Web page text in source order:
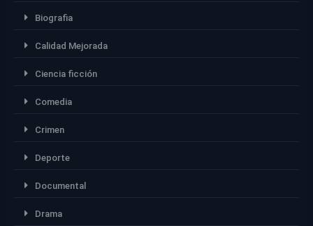
Biografia
Calidad Mejorada
Ciencia ficción
Comedia
Crimen
Deporte
Documental
Drama